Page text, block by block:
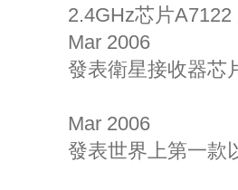
2.4GHz芯片
Mar 2006
發表衛星接收器芯
Mar 2006
發表世界上第一款